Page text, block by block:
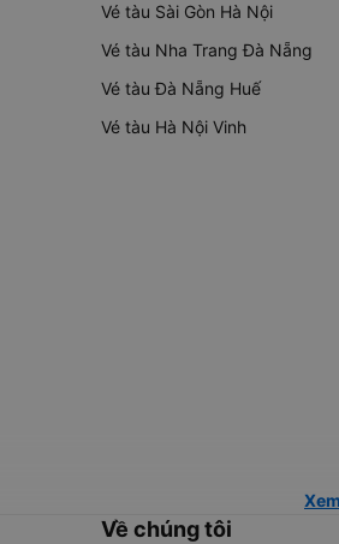
Vé tàu Sài Gòn Hà Nội
Vé tàu Nha Trang Đà Nẵng
Vé tàu Đà Nẵng Huế
Vé tàu Hà Nội Vinh
Về chúng tôi